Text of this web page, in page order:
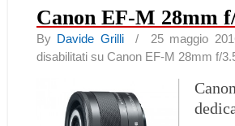
Canon EF-M 28mm
By Davide Grilli/ 25 maggio
disabilitati su Canon EF-M 28mm f/